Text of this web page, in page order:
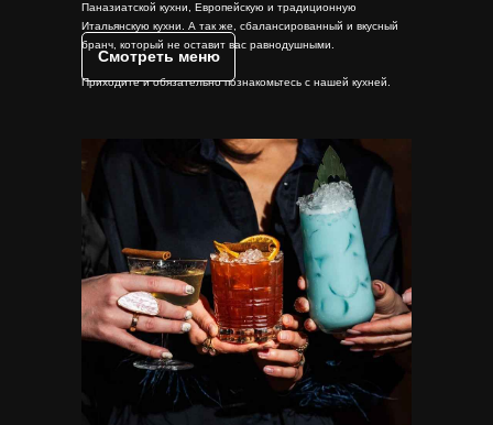
Паназиатской кухни, Европейскую и традиционную
Итальянскую кухни. А так же, сбалансированный и вкусный
бранч, который не оставит вас равнодушными.
Приходите и обязательно познакомьтесь с нашей кухней.
Смотреть меню